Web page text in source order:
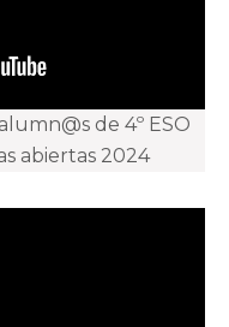
de 4º ESO
abiertas 2024